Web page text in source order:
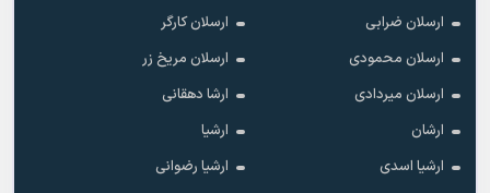
ارسلان ضرابی
ارسلان کارگر
ارسلان محمودی
ارسلان مریخ زر
ارسلان میردادی
ارشا دهقانی
ارشان
ارشیا
ارشیا اسدی
ارشیا رضوانی